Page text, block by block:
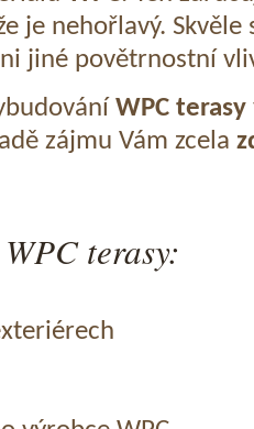
je nehořlavý.
jiné povětrnostní
WPC terasy
zájmu Vám zcela
terasy: